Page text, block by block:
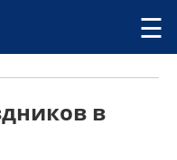
☰
в